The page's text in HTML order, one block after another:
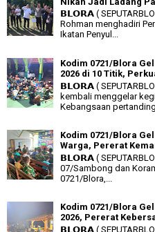
𝗕𝗟𝗢𝗥𝗔 (
Rohman menghadiri
Ikatan Penyul...
Kodim 0721/Blora
2026 di 10 Titik,
𝗕𝗟𝗢𝗥𝗔 (
kembali menggelar
Kebangsaan
Kodim 0721/Blora
Warga, Pererat
𝗕𝗟𝗢𝗥𝗔 (
07/Sambong dan
0721/Blora,...
Kodim 0721/Blora
2026, Pererat
𝗕𝗟𝗢𝗥𝗔 (